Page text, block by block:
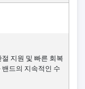
지원 및 빠른 회복
드의 지속적인 수